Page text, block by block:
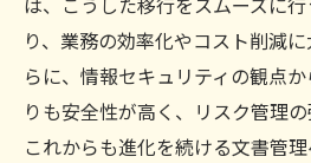
り、業務の効率化やコスト削減
らに、情報セキュリティの観点
りも安全性が高く、リスク管理の
これからも進化を続ける文書管